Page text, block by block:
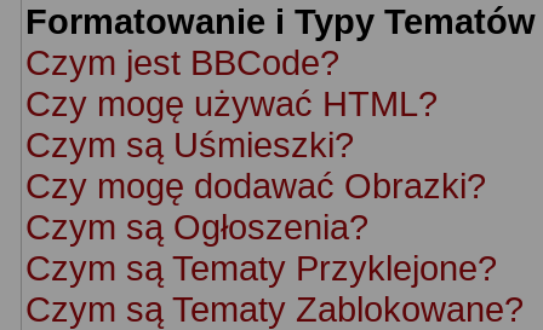
Formatowanie i Typy Tematów
Czym jest BBCode?
Czy mogę używać HTML?
Czym są Uśmieszki?
Czy mogę dodawać Obrazki?
Czym są Ogłoszenia?
Czym są Tematy Przyklejone?
Czym są Tematy Zablokowane?